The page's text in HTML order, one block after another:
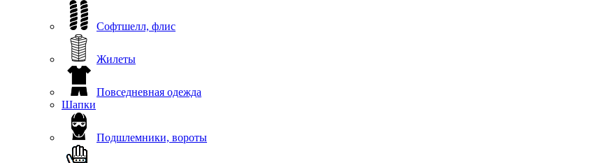
Софтшелл, флис
Жилеты
Повседневная одежда
Шапки
Подшлемники, вороты